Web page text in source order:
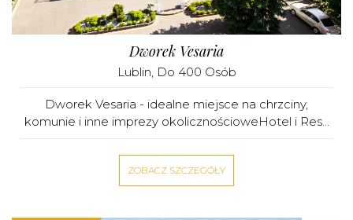
Dworek Vesaria
Lublin , Do 400 Osób
Dworek Vesaria - idealne miejsce na chrzciny,
komunie i inne imprezy okolicznościoweHotel i Res...
ZOBACZ SZCZEGÓŁY